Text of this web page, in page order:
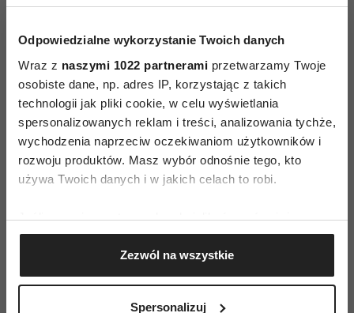
Odpowiedzialne wykorzystanie Twoich danych
Wraz z naszymi 1022 partnerami przetwarzamy Twoje
osobiste dane, np. adres IP, korzystając z takich
technologii jak pliki cookie, w celu wyświetlania
spersonalizowanych reklam i treści, analizowania tychże,
wychodzenia naprzeciw oczekiwaniom użytkowników i
rozwoju produktów. Masz wybór odnośnie tego, kto
używa Twoich danych i w jakich celach to robi.
Jeśli wyrazisz na to zgodę, chcielibyśmy również:
Gromadzić dane dotyczące Twojej lokalizacji
geograficznej z dokładnością nawet do kilku metrów
Identyfikować Twoje urządzenie, aktywnie
Zezwól na wszystkie
Spersonalizuj
bo łatwo można od tych przedmiotów przejść do
czyjejś twarzy. Lepszym sposobem jest przerwać
potok pełnych złości myśli na przykład
słuchaniem mocnej muzyki, w której
pobrzmiewa dla nas gniew i energia działania.
Dobrym sposobem jest również ruch, na przykład
szybkie bieganie na świeżym powietrzu.
obecności?Łagodzić napięcie powstałe
z gniewu. Jak? Poczuciem humoru, szczerym
zainteresowaniem zaistniałą sytuacją
i współczuciem. Kiedy okażemy empatię komuś,